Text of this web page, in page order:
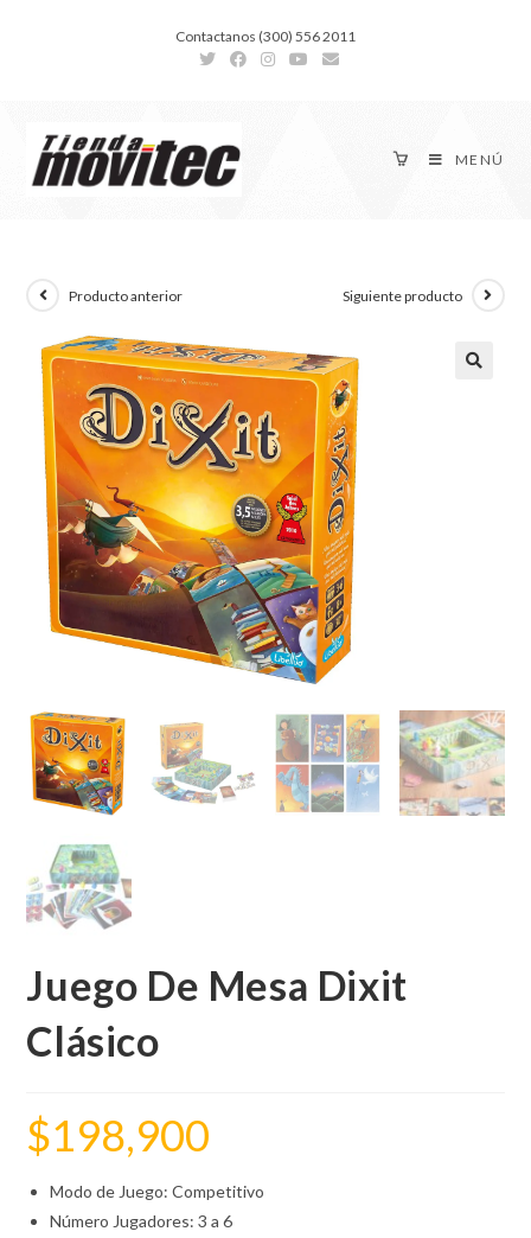
Contactanos (300) 556 2011
MENÚ
Producto anterior Siguiente producto
Juego De Mesa Dixit
Clásico
$198,900
Modo de Juego: Competitivo
Número Jugadores: 3 a 6